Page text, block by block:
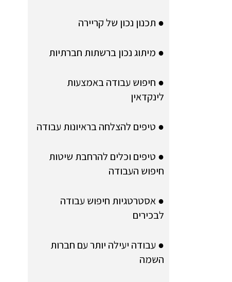
● תכנון נכון של קריירה
● מיתוג נכון ברשתות חברתיות
● חיפוש עבודה באמצעות
לינקדאין
● טיפים להצלחה בראיונות עבודה
● טיפים וכלים להרחבת שיטות
חיפוש העבודה
● אסטרטגיות חיפוש עבודה
לבכירים
● עבודה יעילה יותר עם חברות
השמה